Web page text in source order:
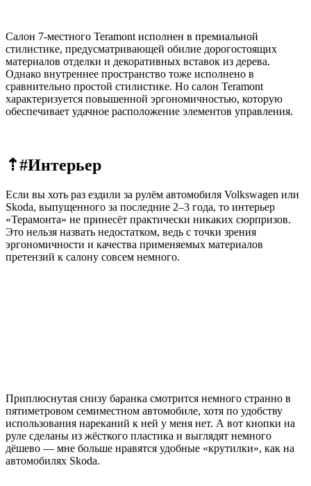
Салон 7-местного Teramont исполнен в премиальной
стилистике, предусматривающей обилие дорогостоящих
материалов отделки и декоративных вставок из дерева.
Однако внутреннее пространство тоже исполнено в
сравнительно простой стилистике. Но салон Teramont
характеризуется повышенной эргономичностью, которую
обеспечивает удачное расположение элементов управления.
⇡#Интерьер
Если вы хоть раз ездили за рулём автомобиля Volkswagen или
Skoda, выпущенного за последние 2–3 года, то интерьер
«Терамонта» не принесёт практически никаких сюрпризов.
Это нельзя назвать недостатком, ведь с точки зрения
эргономичности и качества применяемых материалов
претензий к салону совсем немного.
Приплюснутая снизу баранка смотрится немного странно в
пятиметровом семиместном автомобиле, хотя по удобству
использования нареканий к ней у меня нет. А вот кнопки на
руле сделаны из жёсткого пластика и выглядят немного
дёшево — мне больше нравятся удобные «крутилки», как на
автомобилях Skoda.